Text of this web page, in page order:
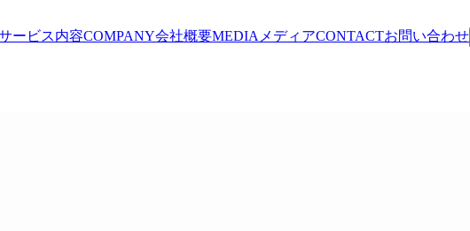
ービス内容COMPANY会社概要MEDIA メディアCONTACTお問い合わせ